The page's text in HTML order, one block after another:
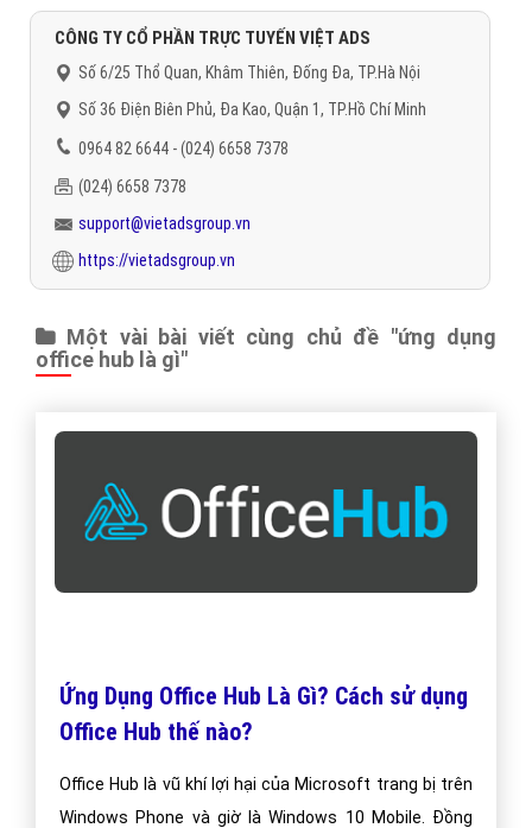
CÔNG TY CỔ PHẦN TRỰC TUYẾN VIỆT ADS
Số 6/25 Thổ Quan, Khâm Thiên, Đống Đa, TP.Hà Nội
Số 36 Điện Biên Phủ, Đa Kao, Quận 1, TP.Hồ Chí Minh
0964 82 6644 - (024) 6658 7378
(024) 6658 7378
support@vietadsgroup.vn
https://vietadsgroup.vn
Một vài bài viết cùng chủ đề "ứng dụng
office hub là gì"
Ứng Dụng Office Hub Là Gì? Cách sử dụng
Office Hub thế nào?
Office Hub là vũ khí lợi hại của Microsoft trang bị trên
Windows Phone và giờ là Windows 10 Mobile. Đồng